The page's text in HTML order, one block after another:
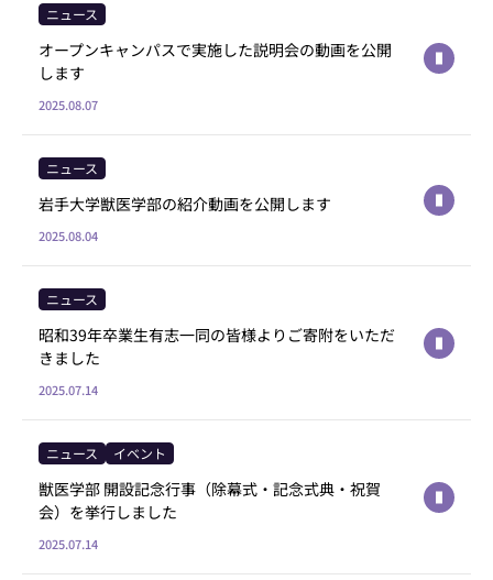
2025.08.07
ニュース
オープンキャンパスで実施した説明会の動画を公開
します
2025.08.04
ニュース
岩手大学獣医学部の紹介動画を公開します
2025.07.14
ニュース
昭和39年卒業生有志一同の皆様よりご寄附をいただ
きました
2025.07.14
ニュース イベント
獣医学部 開設記念行事（除幕式・記念式典・祝賀
会）を挙行しました